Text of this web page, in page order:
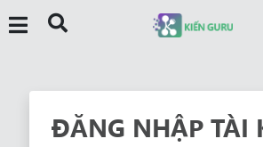
ĐĂNG NHẬP TÀI